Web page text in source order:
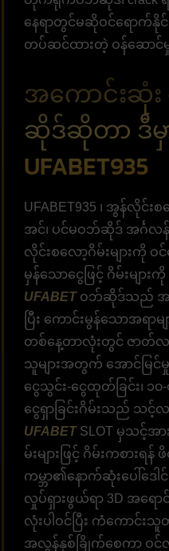
နေရာတွင်မဆိုဝင်ရောက်
တပ်ဆင်ထားတဲ့ ဝန်ဆော
အကောင်းဆုံး
ဆိုဒ်ဆိုတာ ဒီမှ
UFABET935
UFABET935 ၊ အွန်လိုင်
အင်၊ ပင်မဝဘ်ဆိုဒ် အင်္ဂ
လိုင်းစလော့ဂိမ်းများကို ဝ
မှန်သောငွေဖြင့် ဂိမ်းများ
UFABETဝဘ်ဆိုဒ်သည် အခွ
ပြီး ကောင်းမွန်သောအရာ
တစ်နေ့တာလုံးတွင် ဇာတ်လ
သူများအတွက် အောင်မြင်မှု
ငွေသွင်း-ငွေထုတ်ခြင်း၊ ၁
ငွေရှာခြင်းဂိမ်းသည် သင့်
UFABETSLOT မှသင့်အား
မ်းများဖြင့် ဂိမ်းကစားရ
ကမ္ဘာ၏နောက်ဆုံးပေါ်ဒေ
လှုပ်ရှားဖွယ်ရာ 3D အရောင်
လုံးပါဝင်ပြီး ကံကောင်
အလွန်နှစ်ခြိုက်စေကာ ဝင်လ